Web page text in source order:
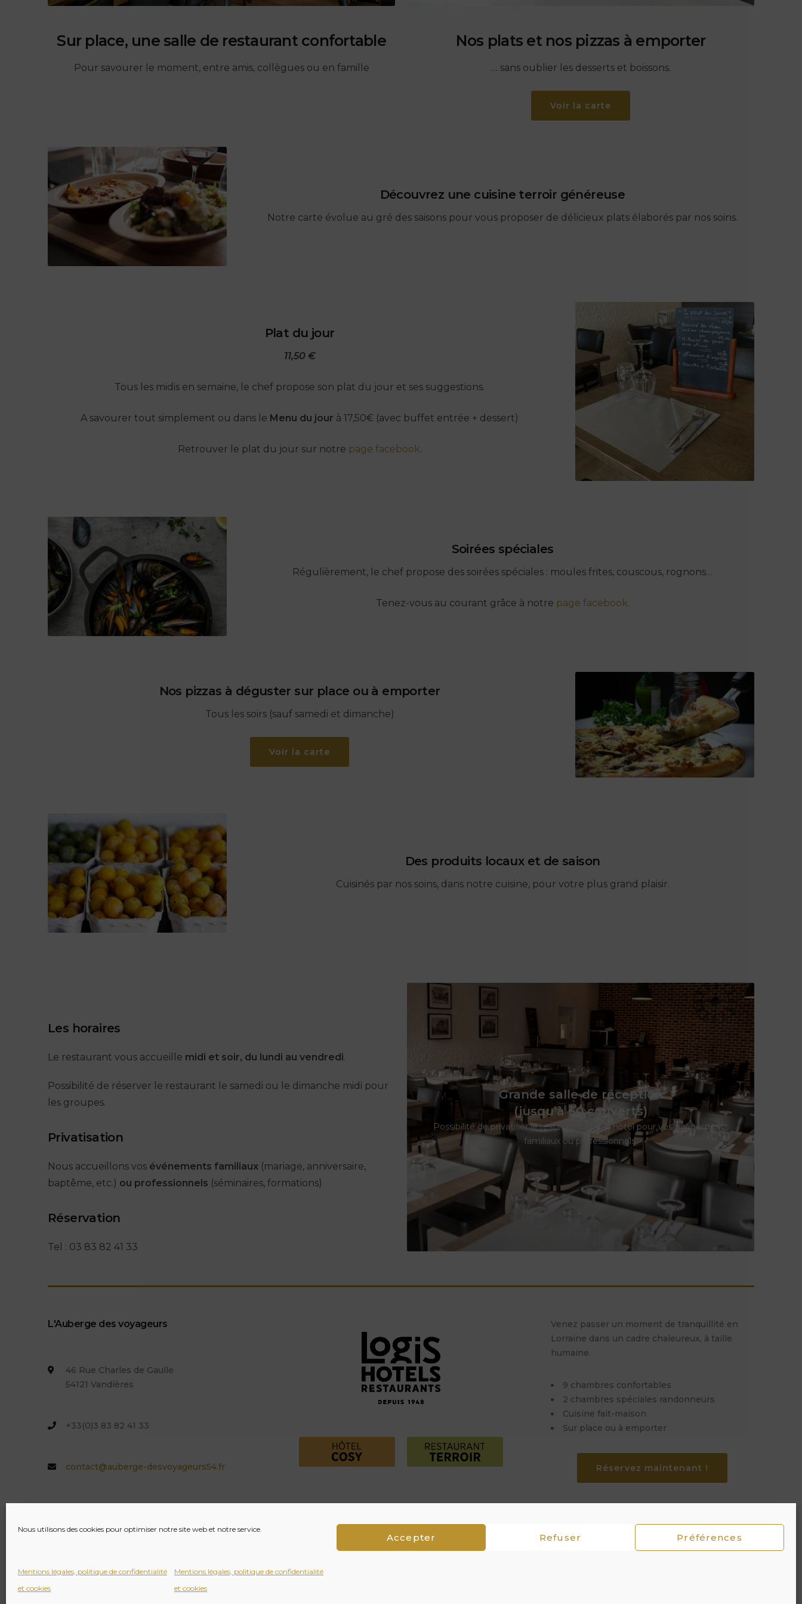
Nous utilisons des cookies pour optimiser notre site web et notre service.
Accepter Refuser Préférences
Mentions légales, politique de confidentialité
et cookies
Mentions légales, politique de confidentialité
et cookies
Sur place, une salle de restaurant confortable
Pour savourer le moment, entre amis, collègues ou en famille
Nos plats et nos pizzas à emporter
… sans oublier les desserts et boissons.
Voir la carte
Découvrez une cuisine terroir généreuse
Notre carte évolue au gré des saisons pour vous proposer de délicieux plats élaborés par nos soins.
Plat du jour
11,50 €
Tous les midis en semaine, le chef propose son plat du jour et ses suggestions.
A savourer tout simplement ou dans le Menu du jour à 17,50€ (avec buffet entrée + dessert)
Retrouver le plat du jour sur notre page facebook.
Soirées spéciales
Régulièrement, le chef propose des soirées spéciales : moules frites, couscous, rognons…
Tenez-vous au courant grâce à notre page facebook.
Nos pizzas à déguster sur place ou à emporter
Tous les soirs (sauf samedi et dimanche)
Voir la carte
Des produits locaux et de saison
Cuisinés par nos soins, dans notre cuisine, pour votre plus grand plaisir.
Les horaires
Le restaurant vous accueille midi et soir, du lundi au vendredi.
Possibilité de réserver le restaurant le samedi ou le dimanche midi pour
les groupes.
Privatisation
Nous accueillons vos événements familiaux (mariage, anniversaire,
baptême, etc.) ou professionnels (séminaires, formations)
Réservation
Tel : 03 83 82 41 33
Grande salle de réception
(jusqu’à 60 couverts)
Possibilité de privatiser le restaurant et/ou l’hôtel pour vos évènements
familiaux ou professionnels.
L'Auberge des voyageurs
46 Rue Charles de Gaulle
54121 Vandières
+33(0)3 83 82 41 33
contact@auberge-desvoyageurs54.fr
Venez passer un moment de tranquillité en
Lorraine dans un cadre chaleureux, à taille
humaine.
9 chambres confortables
2 chambres spéciales randonneurs
Cuisine fait-maison
Sur place ou à emporter
Réservez maintenant !
© 2026 L'Auberge des voyageurs - ByMM Informatique